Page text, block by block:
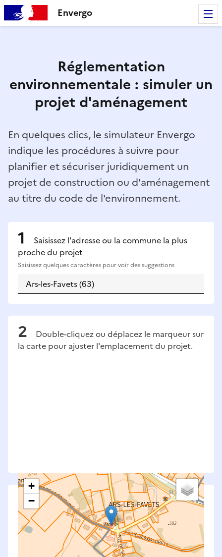
Envergo
Réglementation
environnementale : simuler un
projet d'aménagement
En quelques clics, le simulateur Envergo
indique les procédures à suivre pour
planifier et sécuriser juridiquement un
projet de construction ou d'aménagement
au titre du code de l'environnement.
Saisissez l'adresse ou la commune la plus
proche du projet
Saisissez quelques caractères pour voir des suggestions
Double-cliquez ou déplacez le marqueur sur
la carte pour ajuster l'emplacement du projet.
+
−Saisissez les surfaces aménagées par le projet
Surfaces à prendre en compte : bâti, voirie,
espaces verts, remblais et bassins — impacts
définitifs et temporaires (travaux).